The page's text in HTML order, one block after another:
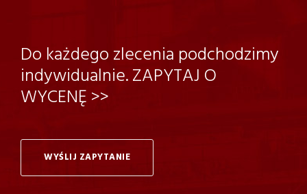
Do każdego zlecenia podchodzimy
indywidualnie. ZAPYTAJ O
WYCENĘ >>
WYŚLIJ ZAPYTANIE